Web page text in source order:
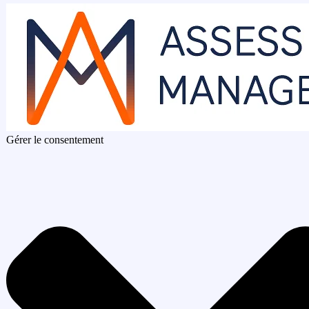
Gérer le consentement